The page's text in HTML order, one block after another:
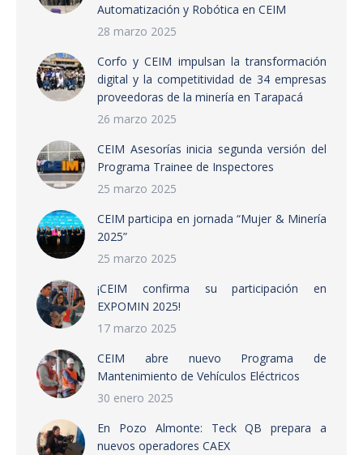
Automatización y Robótica en CEIM
28 marzo 2025
Corfo y CEIM impulsan la transformación
digital y la competitividad de 34 empresas
proveedoras de la minería en Tarapacá
26 marzo 2025
CEIM Asesorías inicia segunda versión del
Programa Trainee de Inspectores
25 marzo 2025
CEIM participa en jornada “Mujer & Minería
2025”
25 marzo 2025
¡CEIM confirma su participación en
EXPOMIN 2025!
17 marzo 2025
CEIM abre nuevo Programa de
Mantenimiento de Vehículos Eléctricos
30 enero 2025
En Pozo Almonte: Teck QB prepara a
nuevos operadores CAEX